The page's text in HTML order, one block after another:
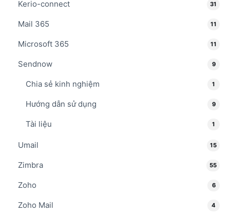
Kerio-connect 31
Mail 365 11
Microsoft 365 11
Sendnow 9
Chia sẻ kinh nghiệm 1
Hướng dẫn sử dụng 9
Tài liệu 1
Umail 15
Zimbra 55
Zoho 6
Zoho Mail 4